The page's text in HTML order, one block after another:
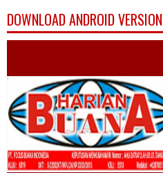
DOWNLOAD ANDROID VERSION